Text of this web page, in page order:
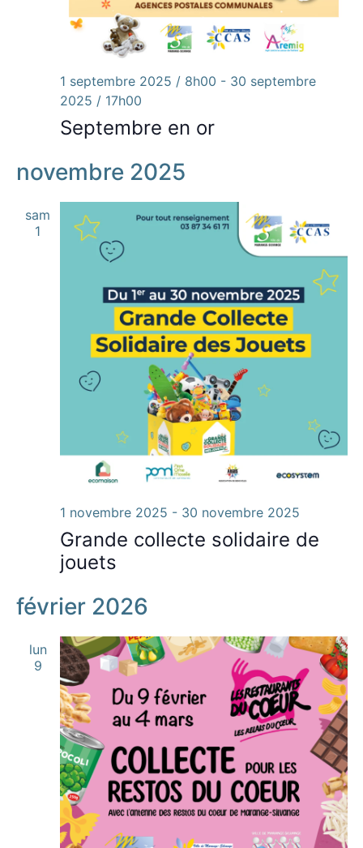
Septembre en or
1 septembre 2025 / 8h00 - 30 septembre
2025 / 17h00
novembre 2025
sam
1
Grande collecte solidaire de
jouets
1 novembre 2025 - 30 novembre 2025
février 2026
lun
9